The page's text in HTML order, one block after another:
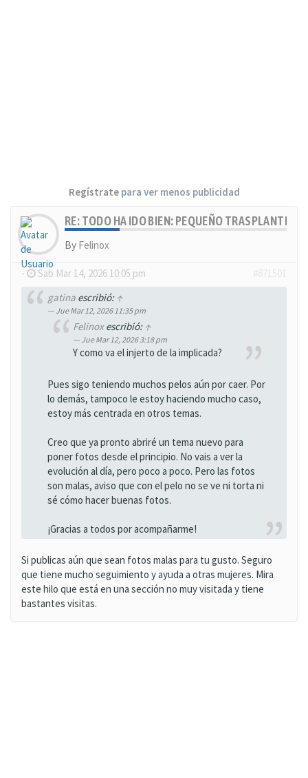
Regístratepara ver menos publicidad
RE: TODO HA IDO BIEN: PEQUEÑO TRASPLANTE,
By Felinox
- Sab Mar 14, 2026 10:05 pm
gatinaescribió: ↑
Jue Mar 12, 2026 11:35 pm
Felinoxescribió: ↑
Jue Mar 12, 2026 3:18 pm
Y como va el injerto de la implicada?
Pues sigo teniendo muchos pelos aún por caer. Por
lo demás, tampoco le estoy haciendo mucho caso,
estoy más centrada en otros temas.
Creo que ya pronto abriré un tema nuevo para
poner fotos desde el principio. No vais a ver la
evolución al día, pero poco a poco. Pero las fotos
son malas, aviso que con el pelo no se ve ni torta ni
sé cómo hacer buenas fotos.
¡Gracias a todos por acompañarme!
Si publicas aún que sean fotos malas para tu gusto. Seguro
que tiene mucho seguimiento y ayuda a otras mujeres. Mira
este hilo que está en una sección no muy visitada y tiene
bastantes visitas.